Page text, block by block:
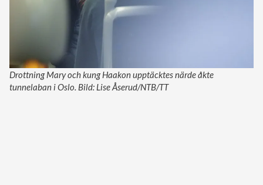
Drottning Mary och kung Haakon upptäcktes närde åkte
tunnelaban i Oslo. Bild: Lise Åserud/NTB/TT